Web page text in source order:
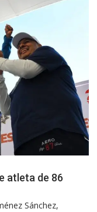
atleta de 86
Sánchez,